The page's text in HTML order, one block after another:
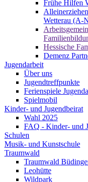
Frühe Hilfen
Wetterau (A-
Hessische
Demenz
Jugendarbeit
Über uns
Jugendtreffpunkte
Ferienspiele
Spielmobil
Kinder- und Jugendbeirat
Wahl 2025
FAQ - Kinder- und
Schulen
Musik- und Kunstschule
Traumwald
Traumwald
Leohütte
Wildpark